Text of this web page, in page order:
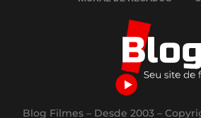
Blog Filmes – Desde 2003 –